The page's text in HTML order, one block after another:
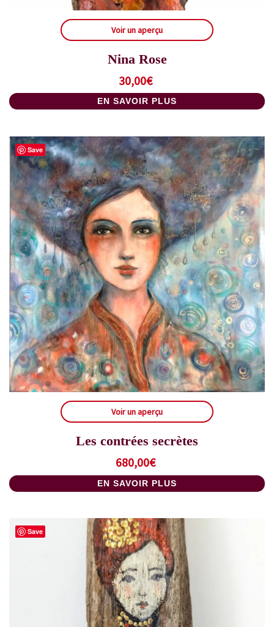
Voir un aperçu
Nina Rose
30,00€
EN SAVOIR PLUS
Save
Voir un aperçu
Les contrées secrètes
680,00€
EN SAVOIR PLUS
Save